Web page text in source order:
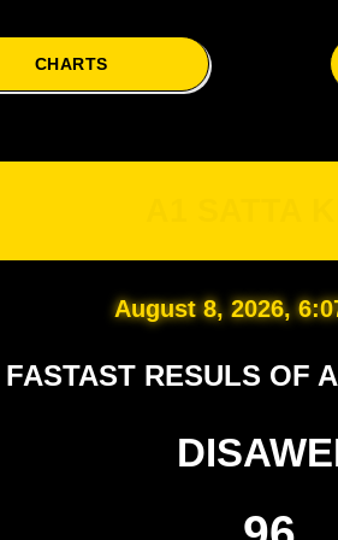
CHARTS
August 8, 2026,
FASTAST RESULS OF